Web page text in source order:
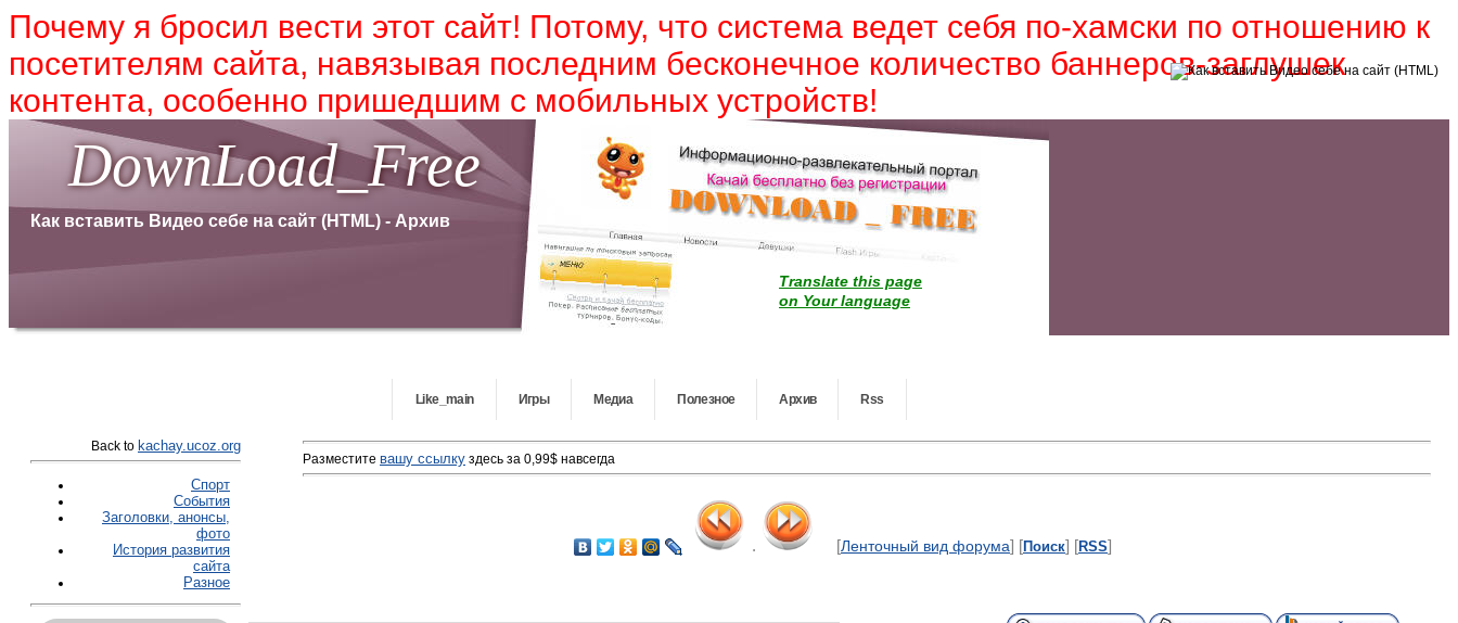
Почему я бросил вести этот сайт! Потому, что система ведет себя по-хамски по отношению к
посетителям сайта, навязывая последним бесконечное количество баннеров-заглушек
контента, особенно пришедшим с мобильных устройств!
DownLoad_Free
Как вставить Видео себе на сайт (HTML) - Архив
Translate this page
on Your language
Like_main Игры Медиа Полезное Архив Rss
Back to kachay.ucoz.org
Спорт
События
Заголовки, анонсы,
фото
История развития
сайта
Разное
Разместите вашу ссылку здесь за 0,99$ навсегда
. [Ленточный вид форума] [Поиск] [RSS]